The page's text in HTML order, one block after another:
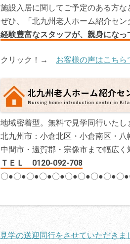
施設入居に関してご予定のある方な
ぜひ、「北九州老人ホーム紹介セン
経験豊富なスタッフが、親身になっ
クリック！→ お客様の声はこちら
地域密着型。無料で見学同行いたし
北九州市：小倉北区・小倉南区・
中間市・遠賀郡・宗像市まで幅広く
ＴＥＬ 0120-092-708
〇●〇●〇●〇●〇●〇●〇●〇●〇●〇
見学の送迎同行をさせていただきま